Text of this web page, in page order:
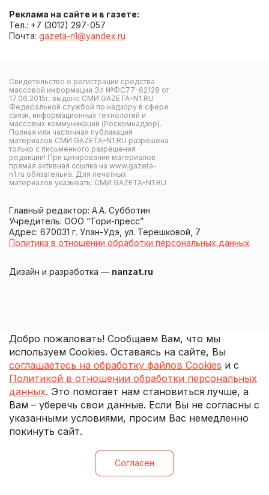
Реклама на сайте и в газете:
Тел.: +7 (3012) 297-057
Почта: gazeta-n1@yandex.ru
Свидетельство о регистрации средства
массовой информации Эл №ФС77-62128 от
17.06.2015г. выдано СМИ GAZETA-N1.RU
Федеральной службой по надзору в сфере
связи, информационных технологий и
массовых коммуникаций (Роскомнадзор).
Полная или частичная публикация
материалов СМИ GAZETA-N1.RU разрешена
только с письменного разрешения
редакции! При цитировании материалов
прямая активная ссылка на www.gazeta-
n1.ru обязательна. Для печатных
материалов указывать: СМИ GAZETA-N1.RU
Главный редактор: А.А. Субботин
Учредитель: ООО “Тори-пресс”
Адрес: 670031 г. Улан-Удэ, ул. Терешковой, 7
Политика в отношении обработки персональных данных
Дизайн и разработка — nanzat.ru
Добро пожаловать! Сообщаем Вам, что мы
используем Cookies. Оставаясь на сайте, Вы
соглашаетесь на обработку файлов Cookies и с
Политикой в отношении обработки персональных
данных. Это помогает нам становиться лучше, а
Вам – уберечь свои данные. Если Вы не согласны с
указанными условиями, просим Вас немедленно
покинуть сайт.
Согласен